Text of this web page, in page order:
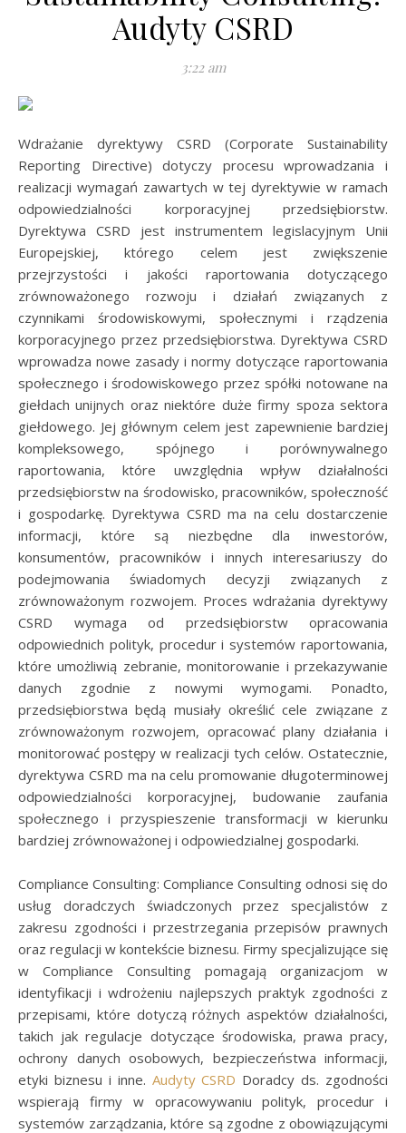
Audyty CSRD
3:22 am
Wdrażanie dyrektywy CSRD (Corporate Sustainability
Reporting Directive) dotyczy procesu wprowadzania i
realizacji wymagań zawartych w tej dyrektywie w ramach
odpowiedzialności korporacyjnej przedsiębiorstw.
Dyrektywa CSRD jest instrumentem legislacyjnym Unii
Europejskiej, którego celem jest zwiększenie
przejrzystości i jakości raportowania dotyczącego
zrównoważonego rozwoju i działań związanych z
czynnikami środowiskowymi, społecznymi i rządzenia
korporacyjnego przez przedsiębiorstwa. Dyrektywa CSRD
wprowadza nowe zasady i normy dotyczące raportowania
społecznego i środowiskowego przez spółki notowane na
giełdach unijnych oraz niektóre duże firmy spoza sektora
giełdowego. Jej głównym celem jest zapewnienie bardziej
kompleksowego, spójnego i porównywalnego
raportowania, które uwzględnia wpływ działalności
przedsiębiorstw na środowisko, pracowników, społeczność
i gospodarkę. Dyrektywa CSRD ma na celu dostarczenie
informacji, które są niezbędne dla inwestorów,
konsumentów, pracowników i innych interesariuszy do
podejmowania świadomych decyzji związanych z
zrównoważonym rozwojem. Proces wdrażania dyrektywy
CSRD wymaga od przedsiębiorstw opracowania
odpowiednich polityk, procedur i systemów raportowania,
które umożliwią zebranie, monitorowanie i przekazywanie
danych zgodnie z nowymi wymogami. Ponadto,
przedsiębiorstwa będą musiały określić cele związane z
zrównoważonym rozwojem, opracować plany działania i
monitorować postępy w realizacji tych celów. Ostatecznie,
dyrektywa CSRD ma na celu promowanie długoterminowej
odpowiedzialności korporacyjnej, budowanie zaufania
społecznego i przyspieszenie transformacji w kierunku
bardziej zrównoważonej i odpowiedzialnej gospodarki.
Compliance Consulting: Compliance Consulting odnosi się do
usług doradczych świadczonych przez specjalistów z
zakresu zgodności i przestrzegania przepisów prawnych
oraz regulacji w kontekście biznesu. Firmy specjalizujące się
w Compliance Consulting pomagają organizacjom w
identyfikacji i wdrożeniu najlepszych praktyk zgodności z
przepisami, które dotyczą różnych aspektów działalności,
takich jak regulacje dotyczące środowiska, prawa pracy,
ochrony danych osobowych, bezpieczeństwa informacji,
etyki biznesu i inne. Audyty CSRD Doradcy ds. zgodności
wspierają firmy w opracowywaniu polityk, procedur i
systemów zarządzania, które są zgodne z obowiązującymi